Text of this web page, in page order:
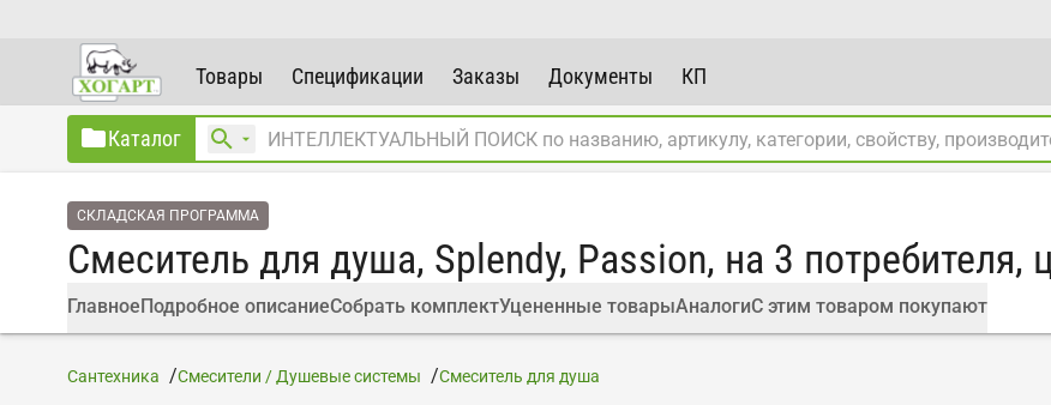
Товары Спецификации Заказы Документы КП
Каталог
СКЛАДСКАЯ ПРОГРАММА
Смеситель для душа, Splendy, Passion, на 3
ГлавноеПодробное описаниеСобрать комплектУцененные товарыАналогиС этим товаром покупают
Сантехника Смесители / Душевые системы Смеситель для душа